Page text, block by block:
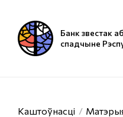
Банк звестак
спадчыне
Каштоўнасці